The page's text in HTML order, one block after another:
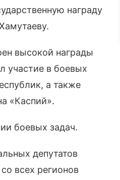
награду
высокой награды
участие в боевых
а также
«Каспий».
боевых задач.
депутатов
всех регионов